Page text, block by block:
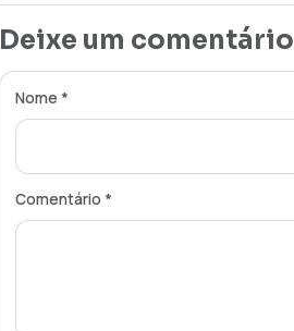
Deixe um comentário
Nome *
Comentário *